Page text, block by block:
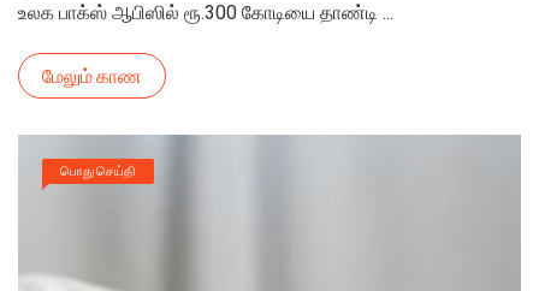
உலக பாக்ஸ் ஆபிஸில் ரூ.300 கோடியை தாண்டி ...
மேலும் காண
பொது செய்தி